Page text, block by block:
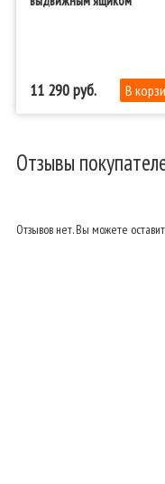
11 290
Отзывы
Отзывов нет. Вы можете